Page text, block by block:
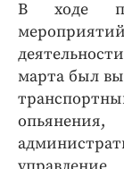
В ходе
марта был